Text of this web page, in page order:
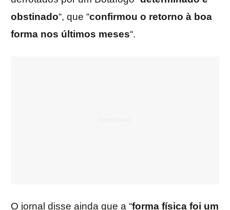
obstinado“, que “confirmou o retorno à boa
forma nos últimos meses“.
O jornal disse ainda que a “forma física foi um